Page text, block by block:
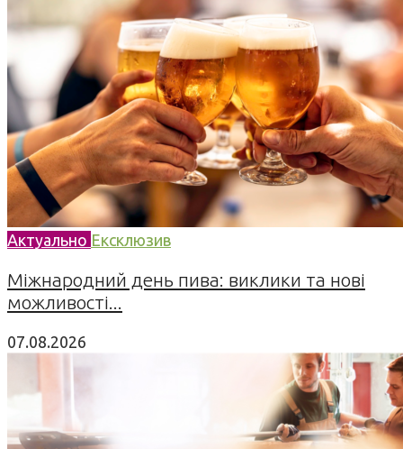
Актуально Ексклюзив
Міжнародний день пива: виклики та нові
можливості...
07.08.2026